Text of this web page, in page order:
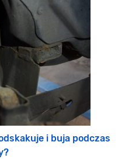
i buja podczas